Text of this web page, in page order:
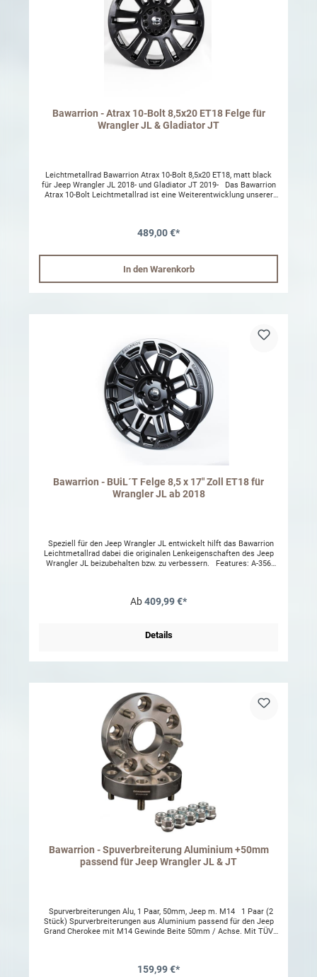
Bawarrion - Atrax 10-Bolt 8,5x20 ET18 Felge für
Wrangler JL & Gladiator JT
Leichtmetallrad Bawarrion Atrax 10-Bolt 8,5x20 ET18, matt black
für Jeep Wrangler JL 2018- und Gladiator JT 2019- Das Bawarrion
Atrax 10-Bolt Leichtmetallrad ist eine Weiterentwicklung unserer
Wrangler JL und Gladiator JT entwickelt passt das Atrax 10-Bolt
Lenkeigenschaften beizubehalten oder nach Montage größerer
Reifen sogar zu verbessern. Features: A-356 Aluminium wie
Originalräder Radmaß und Einpreßtiefe zur Verbesserung der
Vorderachsgeometrie bei Montage von größeren Reifen. Hilft die
Durchmesser: 20 Einpresstiefe: 18mm Doppelter Lochkreis 5x127
und 5x139,7 Freigegeben auch in Kombination mit unseren
Bawarrion- und AEV-Fahrwerken für Jeep, auch in Verbindung mit
erhöhter Zuladung Inkl. TÜV Teilegutachten für alle Jeep Wrangler
ab 2007 und Gladiator ab 2019 mit Freigabe von Bereifungen bis 37"
Auf Wunsch auch mit Freigabe für die Schweiz
489,00 €*
In den Warenkorb
Bawarrion - BUiL´T Felge 8,5 x 17" Zoll ET18 für
Wrangler JL ab 2018
Speziell für den Jeep Wrangler JL entwickelt hilft das Bawarrion
Leichtmetallrad dabei die originalen Lenkeigenschaften des Jeep
Wrangler JL beizubehalten bzw. zu verbessern. Features: A-356
beizubehalten und das sog. Death-Wobble (=Lenkradflattern) zu
Durchmesser: 17" Einpresstiefe: 18mm Lochkreis: 5x127
Ab409,99 €*
Details
Bawarrion - Spuverbreiterung Aluminium +50mm
passend für Jeep Wrangler JL & JT
Spurverbreiterungen Alu, 1 Paar, 50mm, Jeep m. M14 1 Paar (2
Stück) Spurverbreiterungen aus Aluminium passend für den Jeep
Grand Cherokee mit M14 Gewinde Beite 50mm / Achse. Mit TÜV
Jeep Wrangler JL/JT 2018- es handelt hierbei um
159,99 €*